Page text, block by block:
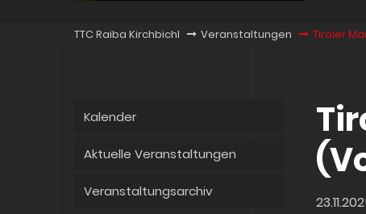
TTC Raiba Kirchbichl Veranstaltungen Tiroler
Kalender
Aktuelle Veranstaltungen
Veranstaltungsarchiv